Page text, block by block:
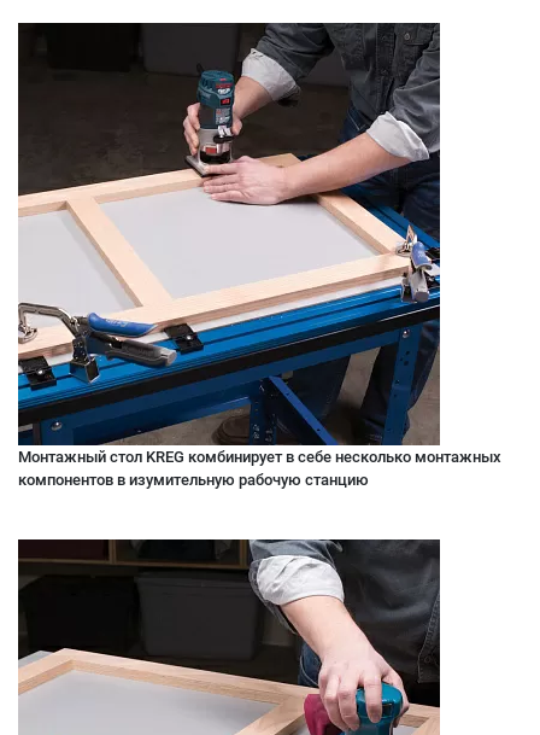
Mонтажный стол KREG комбинирует в себе несколько монтажных
компонентов в изумительную рабочую станцию